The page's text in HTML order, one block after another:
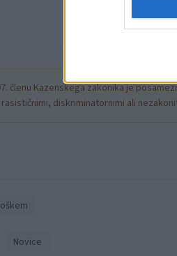
členu Kazenskega zakonika je
diskriminatornimi ali
Novice